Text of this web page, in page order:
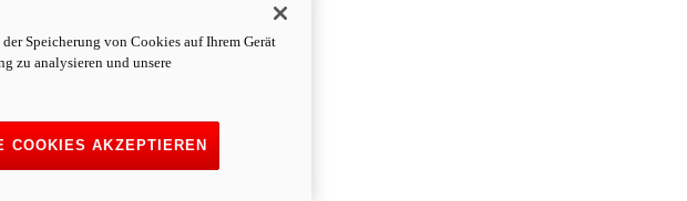
Speicherung von Cookies auf Ihrem Gerät
zu analysieren und unsere
COOKIES AKZEPTIEREN